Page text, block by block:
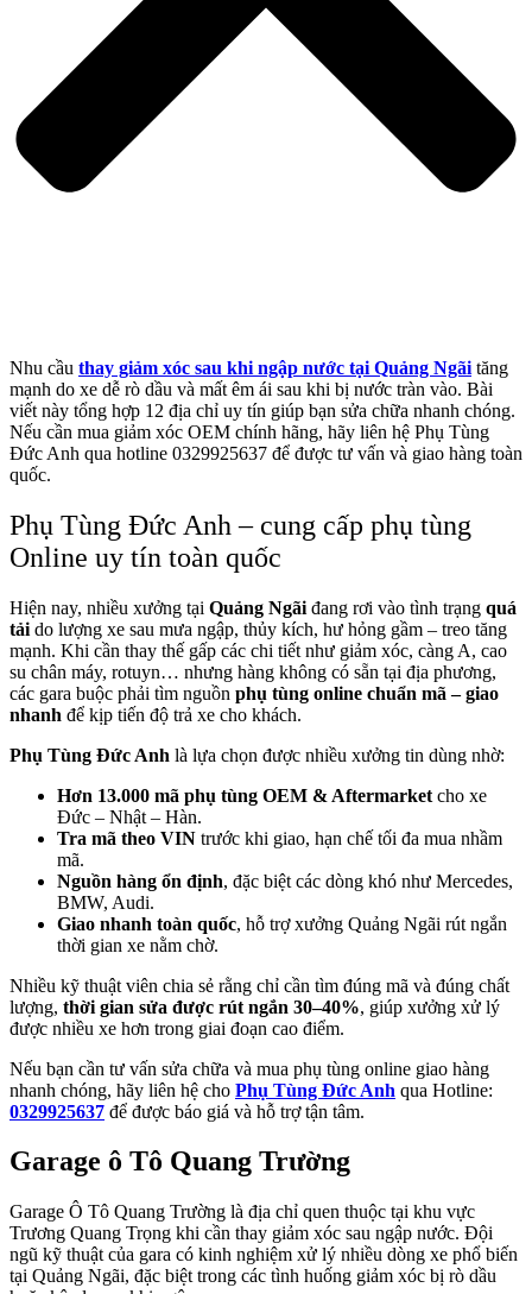
Nhu cầu thay giảm xóc sau khi ngập nước tại Quảng Ngãi tăng
mạnh do xe dễ rò dầu và mất êm ái sau khi bị nước tràn vào. Bài
viết này tổng hợp 12 địa chỉ uy tín giúp bạn sửa chữa nhanh chóng.
Nếu cần mua giảm xóc OEM chính hãng, hãy liên hệ Phụ Tùng
Đức Anh qua hotline 0329925637 để được tư vấn và giao hàng toàn
quốc.
Phụ Tùng Đức Anh – cung cấp phụ tùng
Online uy tín toàn quốc
Hiện nay, nhiều xưởng tại Quảng Ngãi đang rơi vào tình trạng quá
tải do lượng xe sau mưa ngập, thủy kích, hư hỏng gầm – treo tăng
mạnh. Khi cần thay thế gấp các chi tiết như giảm xóc, càng A, cao
su chân máy, rotuyn… nhưng hàng không có sẵn tại địa phương,
các gara buộc phải tìm nguồn phụ tùng online chuẩn mã – giao
nhanh để kịp tiến độ trả xe cho khách.
Phụ Tùng Đức Anh là lựa chọn được nhiều xưởng tin dùng nhờ:
Hơn 13.000 mã phụ tùng OEM & Aftermarket cho xe
Đức – Nhật – Hàn.
Tra mã theo VIN trước khi giao, hạn chế tối đa mua nhầm
mã.
Nguồn hàng ổn định, đặc biệt các dòng khó như Mercedes,
BMW, Audi.
Giao nhanh toàn quốc, hỗ trợ xưởng Quảng Ngãi rút ngắn
thời gian xe nằm chờ.
Nhiều kỹ thuật viên chia sẻ rằng chỉ cần tìm đúng mã và đúng chất
lượng, thời gian sửa được rút ngắn 30–40%, giúp xưởng xử lý
được nhiều xe hơn trong giai đoạn cao điểm.
Nếu bạn cần tư vấn sửa chữa và mua phụ tùng online giao hàng
nhanh chóng, hãy liên hệ cho Phụ Tùng Đức Anh qua Hotline:
0329925637 để được báo giá và hỗ trợ tận tâm.
Garage ô Tô Quang Trường
Garage Ô Tô Quang Trường là địa chỉ quen thuộc tại khu vực
Trương Quang Trọng khi cần thay giảm xóc sau ngập nước. Đội
ngũ kỹ thuật của gara có kinh nghiệm xử lý nhiều dòng xe phổ biến
tại Quảng Ngãi, đặc biệt trong các tình huống giảm xóc bị rò dầu